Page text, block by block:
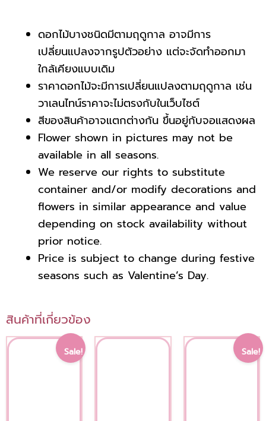
ดอกไม้บางชนิดมีตามฤดูกาล อาจมีการ
เปลี่ยนแปลงจากรูปตัวอย่าง แต่จะจัดทำออกมา
ใกล้เคียงแบบเดิม
ราคาดอกไม้จะมีการเปลี่ยนแปลงตามฤดูกาล เช่น
วาเลนไทน์ราคาจะไม่ตรงกับในเว็บไซต์
สีของสินค้าอาจแตกต่างกัน ขึ้นอยู่กับจอแสดงผล
Flower shown in pictures may not be
available in all seasons.
We reserve our rights to substitute
container and/or modify decorations and
flowers in similar appearance and value
depending on stock availability without
prior notice.
Price is subject to change during festive
seasons such as Valentine’s Day.
สินค้าที่เกี่ยวข้อง
Sale!
Original
price
was:
Current
price
is:
Sale!
was:
is: